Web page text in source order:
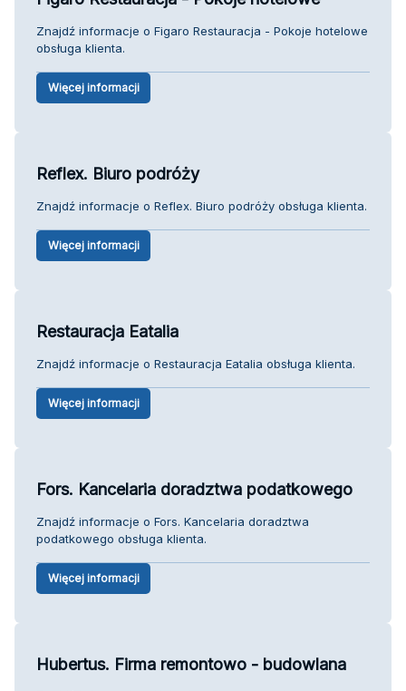
Znajdź informacje o Figaro Restauracja - Pokoje hotelowe
obsługa klienta.
Więcej informacji
Reflex. Biuro podróży
Znajdź informacje o Reflex. Biuro podróży obsługa klienta.
Więcej informacji
Restauracja Eatalia
Znajdź informacje o Restauracja Eatalia obsługa klienta.
Więcej informacji
Fors. Kancelaria doradztwa podatkowego
Znajdź informacje o Fors. Kancelaria doradztwa
podatkowego obsługa klienta.
Więcej informacji
Hubertus. Firma remontowo - budowlana